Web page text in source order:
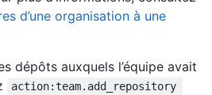
d’une organisation à une
dépôts auxquels l’équipe avait
action:team.add_repository